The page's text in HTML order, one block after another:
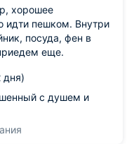
хорошее
идти пешком. Внутри
посуда, фен в
еще.
дня)
с душем и